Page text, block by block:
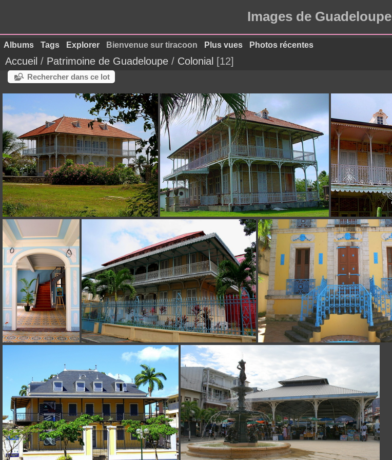
Images de Guadeloupe
Albums Tags Explorer Bienvenue sur tiracoon Plus vues Photos récentes
Accueil / Patrimoine de Guadeloupe / Colonial 12
Rechercher dans ce lot
Zévallos Zévallos Zévallos
Ancien presbytère Musée St-John Perse Musée Schoelcher